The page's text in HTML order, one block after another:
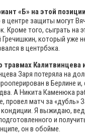
«Б» на этой
центре защиты могут
Кроме того, сыграть на
который уже
в центрбэка.
травмах Калитвинцева
Заря потеряла на
в Берлине и,
А Никита Каменюка
провел матч за «дубль»
кондиции. Я выжидаю,
и
он в обойме.